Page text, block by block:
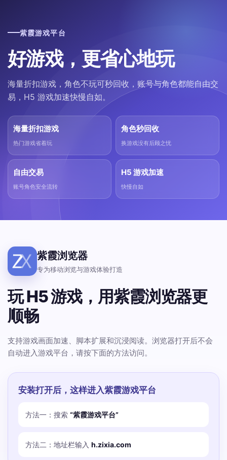
紫霞游戏平台
好游戏，更省心地玩
海量折扣游戏，角色不玩可秒回收，账号与角色都能自由交
易，H5 游戏加速快慢自如。
海量折扣游戏
热门游戏省着玩
角色秒回收
换游戏没有后顾之忧
自由交易
账号角色安全流转
H5 游戏加速
快慢自如
紫霞浏览器
专为移动浏览与游戏体验打造
玩 H5 游戏，用紫霞浏览器更
顺畅
支持游戏画面加速、脚本扩展和沉浸阅读。浏览器打开后不会
自动进入游戏平台，请按下面的方法访问。
安装打开后，这样进入紫霞游戏平台
方法一：搜索 “紫霞游戏平台”
方法二：地址栏输入 h.zixia.com